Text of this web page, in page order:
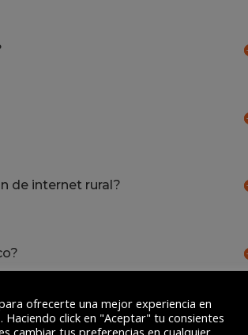
de internet rural?
ofrecerte una mejor experiencia en
Haciendo click en "Aceptar" tu consientes
cambiar tus preferencias en cualquier